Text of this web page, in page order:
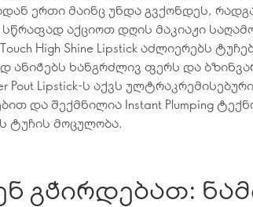
ერთი მაინც უნდა გვქონდეს,
აქციოთ დღის მაკიაჟი
Touch High Shine Lipstick აძლიერებს
ანიჭებს ხანგრძლივ ფერს და
Pout Lipstick-ს აქვს
და შექმნილია Instant Plumping
ტუჩის მოცულობა.
გჭირდებათ: